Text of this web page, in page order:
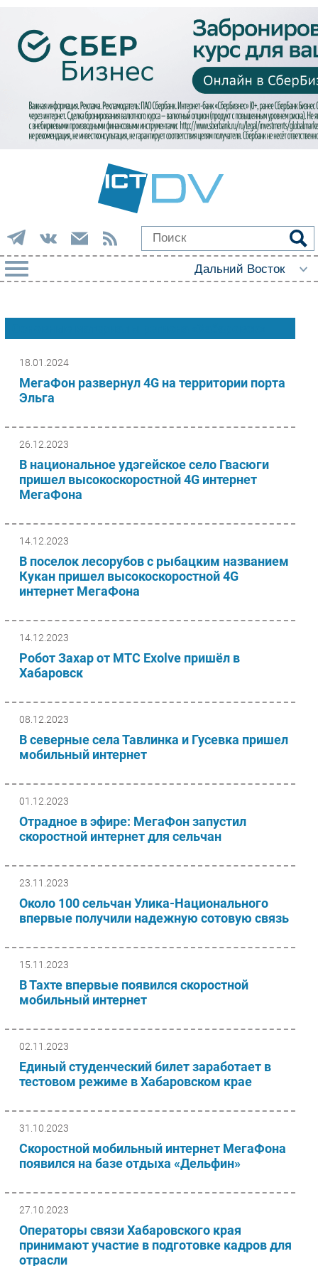
Импорто­замещение
Автоматизация Промышленности
Интернет
Мобильная связь
Маркетинг
Торговые сети
ПО
Outsourcing
Кадры
Регулирование
Web
Безопасность
Инновации
Гаджеты
Здоровье
Новости
Аналитика
Интервью
Мероприятия
Проекты
IT класс
Тестовый стенд
Каталог компаний
18.01.2024
МегаФон развернул 4G на территории порта
Эльга
26.12.2023
В национальное удэгейское село Гвасюги
пришел высокоскоростной 4G интернет
МегаФона
14.12.2023
В поселок лесорубов с рыбацким названием
Кукан пришел высокоскоростной 4G
интернет МегаФона
14.12.2023
Робот Захар от МТС Exolve пришёл в
Хабаровск
08.12.2023
В северные села Тавлинка и Гусевка пришел
мобильный интернет
01.12.2023
Отрадное в эфире: МегаФон запустил
скоростной интернет для сельчан
23.11.2023
Около 100 сельчан Улика-Национального
впервые получили надежную сотовую связь
15.11.2023
В Тахте впервые появился скоростной
мобильный интернет
02.11.2023
Единый студенческий билет заработает в
тестовом режиме в Хабаровском крае
31.10.2023
Скоростной мобильный интернет МегаФона
появился на базе отдыха «Дельфин»
27.10.2023
Операторы связи Хабаровского края
принимают участие в подготовке кадров для
отрасли